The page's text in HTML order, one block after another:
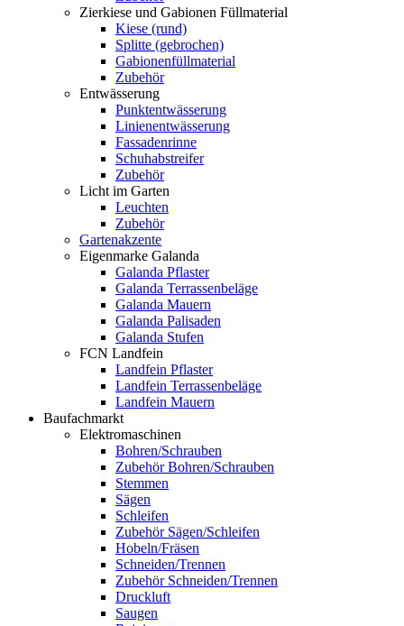
Zierkiese und Gabionen Füllmaterial
Kiese (rund)
Splitte (gebrochen)
Gabionenfüllmaterial
Zubehör
Entwässerung
Punktentwässerung
Linienentwässerung
Fassadenrinne
Schuhabstreifer
Zubehör
Licht im Garten
Leuchten
Zubehör
Gartenakzente
Eigenmarke Galanda
Galanda Pflaster
Galanda Terrassenbeläge
Galanda Mauern
Galanda Palisaden
Galanda Stufen
FCN Landfein
Landfein Pflaster
Landfein Terrassenbeläge
Landfein Mauern
Baufachmarkt
Elektromaschinen
Bohren/Schrauben
Zubehör Bohren/Schrauben
Stemmen
Sägen
Schleifen
Zubehör Sägen/Schleifen
Hobeln/Fräsen
Schneiden/Trennen
Zubehör Schneiden/Trennen
Druckluft
Saugen